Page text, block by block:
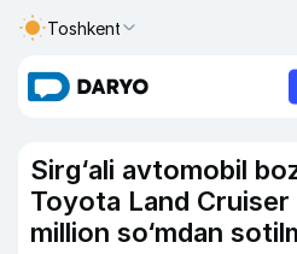
Toshkent
Sirg‘ali avtomobil
Toyota Land
million so‘mdan